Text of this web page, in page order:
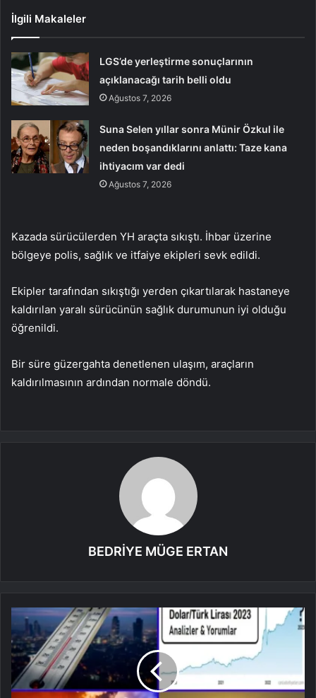
İlgili Makaleler
LGS’de yerleştirme sonuçlarının
açıklanacağı tarih belli oldu
Ağustos 7, 2026
Suna Selen yıllar sonra Münir Özkul ile
neden boşandıklarını anlattı: Taze kana
ihtiyacım var dedi
Ağustos 7, 2026
Kazada sürücülerden YH araçta sıkıştı. İhbar üzerine
bölgeye polis, sağlık ve itfaiye ekipleri sevk edildi.
Ekipler tarafından sıkıştığı yerden çıkartılarak hastaneye
kaldırılan yaralı sürücünün sağlık durumunun iyi olduğu
öğrenildi.
Bir süre güzergahta denetlenen ulaşım, araçların
kaldırılmasının ardından normale döndü.
BEDRİYE MÜGE ERTAN